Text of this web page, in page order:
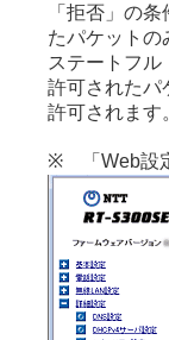
「拒否」の
たパケットの
ステートフル
許可されたパ
許可されます
※ 「Web設